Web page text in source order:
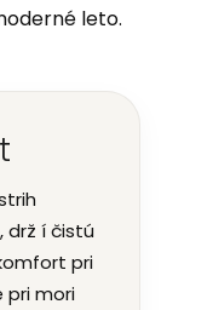
leto.
drž í čistú
pri
pri mori